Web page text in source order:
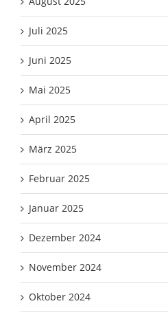
Juli 2025
Juni 2025
Mai 2025
April 2025
März 2025
Februar 2025
Januar 2025
Dezember 2024
November 2024
Oktober 2024